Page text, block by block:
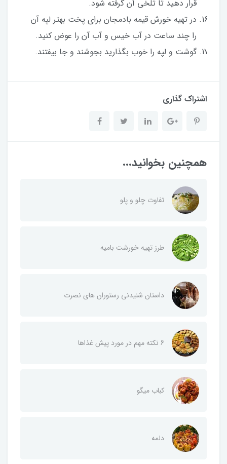
قرار دهید تا تلخی آن گرفته شود.
در تهیه خورش قیمه بادمجان برای پخت بهتر لپه آن
را چند ساعت در آب خیس و آب آن را عوض کنید.
گوشت و لپه را خوب بگذارید بجوشند و جا بیفتند.
اشتراک گذاری
همچنین بخوانید...
تفاوت چلو و پلو
طرز تهیه خورشت بامیه
داستان شنیدنی رستوران های نصرت
6 نکته مهم در مورد پیش غذاها
کباب میگو
دلمه